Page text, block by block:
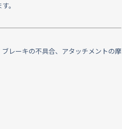
。
レーキの不具合、アタッチメントの摩